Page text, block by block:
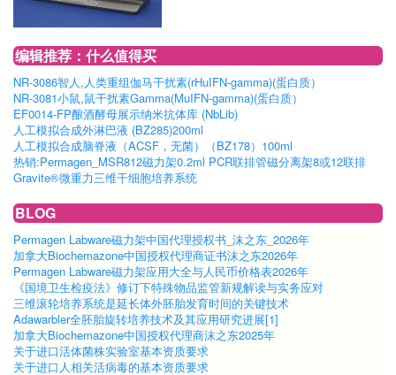
编辑推荐：什么值得买
NR-3086智人,人类重组伽马干扰素(rHuIFN-gamma)(蛋白质）
NR-3081小鼠,鼠干扰素Gamma(MuIFN-gamma)(蛋白质）
EF0014-FP酿酒酵母展示纳米抗体库 (NbLib)
人工模拟合成外淋巴液 (BZ285)200ml
人工模拟合成脑脊液（ACSF，无菌）（BZ178）100ml
热销:Permagen_MSR812磁力架0.2ml PCR联排管磁分离架8或12联排
Gravite®微重力三维干细胞培养系统
BLOG
Permagen Labware磁力架中国代理授权书_沫之东_2026年
加拿大Biochemazone中国授权代理商证书沫之东2026年
Permagen Labware磁力架应用大全与人民币价格表2026年
《国境卫生检疫法》修订下特殊物品监管新规解读与实务应对
三维滚轮培养系统是延长体外胚胎发育时间的关键技术
Adawarbler全胚胎旋转培养技术及其应用研究进展[1]
加拿大Biochemazone中国授权代理商沫之东2025年
关于进口活体菌株实验室基本资质要求
关于进口人相关活病毒的基本资质要求